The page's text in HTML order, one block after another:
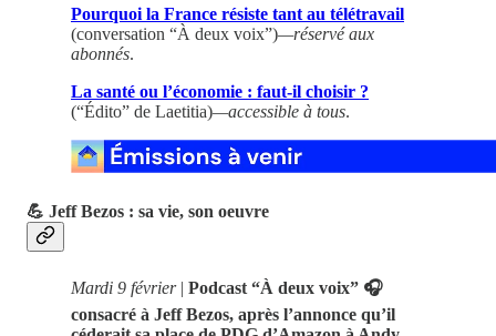
Pourquoi la France résiste tant au télétravail
(conversation “À deux voix”)—réservé aux
abonnés.
La santé ou l’économie : faut-il choisir ?
(“Édito” de Laetitia)—accessible à tous.
💪 Jeff Bezos : sa vie, son oeuvre
Mardi 9 février| Podcast “À deux voix” 🎧
consacré à Jeff Bezos, après l’annonce qu’il